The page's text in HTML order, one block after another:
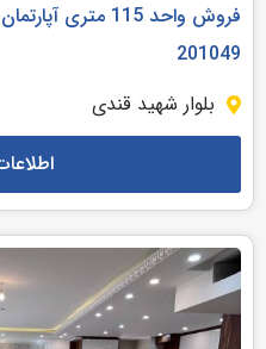
فروش واحد 115
201049
بلوار شهید قندی